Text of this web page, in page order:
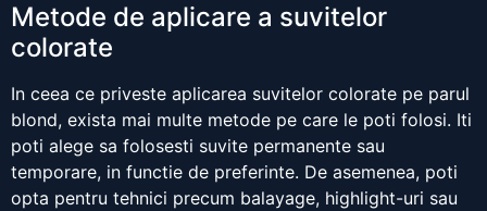
Metode de aplicare a suvitelor
colorate
In ceea ce priveste aplicarea suvitelor colorate pe parul
blond, exista mai multe metode pe care le poti folosi. Iti
poti alege sa folosesti suvite permanente sau
temporare, in functie de preferinte. De asemenea, poti
opta pentru tehnici precum balayage, highlight-uri sau